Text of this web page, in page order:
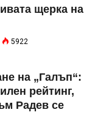
щерка на
5922
на „Галъп“:
рейтинг,
Радев се